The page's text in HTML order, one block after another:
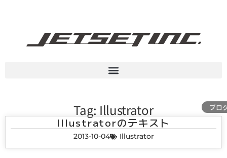
Tag: Illustrator ブロ
Illustratorのテキスト
2013-10-04 Illustrator